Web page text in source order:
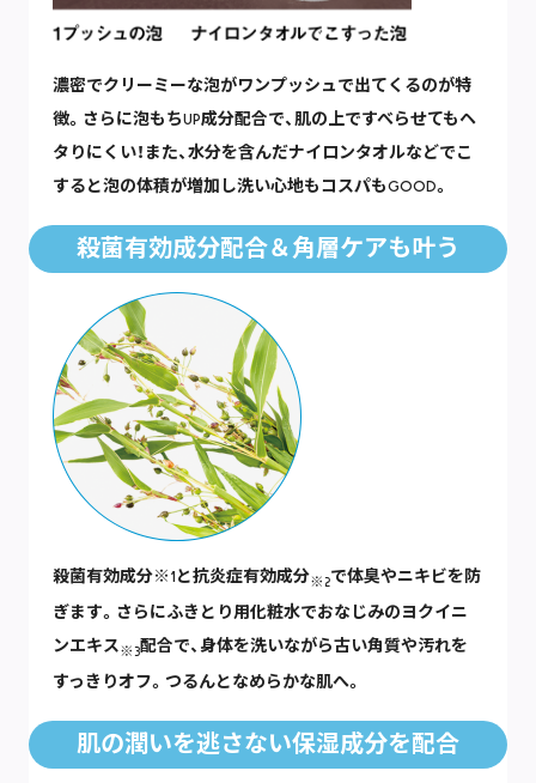
濃密でクリーミーな泡がワンプッシュで出てくるのが特
徴。さらに泡もちUP成分配合で、肌の上ですべらせてもヘ
タりにくい！また、水分を含んだナイロンタオルなどでこ
すると泡の体積が増加し洗い心地もコスパもGOOD。
殺菌有効成分配合＆角層ケアも叶う
殺菌有効成分※1と抗炎症有効成分※2で体臭やニキビを防
ぎます。さらにふきとり用化粧水でおなじみのヨクイニ
ンエキス※3配合で、身体を洗いながら古い角質や汚れを
すっきりオフ。つるんとなめらかな肌へ。
肌の潤いを逃さない保湿成分を配合